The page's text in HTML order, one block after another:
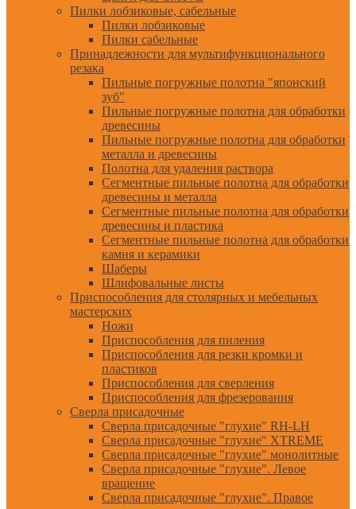
Пилки лобзиковые, сабельные
Пилки лобзиковые
Пилки сабельные
Принадлежности для мультифункционального
резака
Пильные погружные полотна "японский
зуб"
Пильные погружные полотна для обработки
древесины
Пильные погружные полотна для обработки
металла и древесины
Полотна для удаления раствора
Сегментные пильные полотна для обработки
древесины и металла
Сегментные пильные полотна для обработки
древесины и пластика
Сегментные пильные полотна для обработки
камня и керамики
Шаберы
Шлифовальные листы
Приспособления для столярных и мебельных
мастерских
Ножи
Приспособления для пиления
Приспособления для резки кромки и
пластиков
Приспособления для сверления
Приспособления для фрезерования
Сверла присадочные
Сверла присадочные "глухие" RH-LH
Сверла присадочные "глухие" XTREME
Сверла присадочные "глухие" монолитные
Сверла присадочные "глухие". Левое
вращение
Сверла присадочные "глухие". Правое